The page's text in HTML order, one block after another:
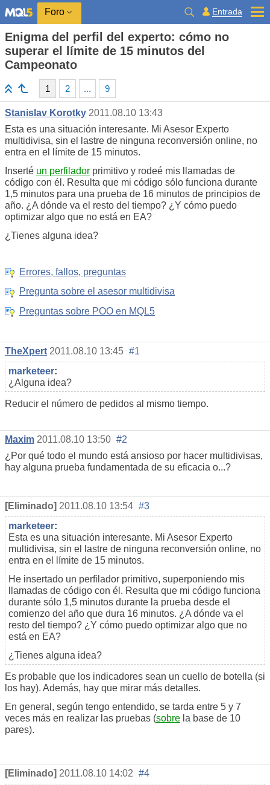
Foro Entrada
Enigma del perfil del experto: cómo no
superar el límite de 15 minutos del
Campeonato
1 2 ... 9
Stanislav Korotky 2011.08.10 13:43
Esta es una situación interesante. Mi Asesor Experto
multidivisa, sin el lastre de ninguna reconversión online, no
entra en el límite de 15 minutos.
Inserté un perfilador primitivo y rodeé mis llamadas de
código con él. Resulta que mi código sólo funciona durante
1,5 minutos para una prueba de 16 minutos de principios de
año. ¿A dónde va el resto del tiempo? ¿Y cómo puedo
optimizar algo que no está en EA?
¿Tienes alguna idea?
Errores, fallos, preguntas
Pregunta sobre el asesor multidivisa
Preguntas sobre POO en MQL5
TheXpert 2011.08.10 13:45 #1
marketeer:
¿Alguna idea?
Reducir el número de pedidos al mismo tiempo.
Maxim 2011.08.10 13:50 #2
¿Por qué todo el mundo está ansioso por hacer multidivisas,
hay alguna prueba fundamentada de su eficacia o...?
[Eliminado] 2011.08.10 13:54 #3
marketeer:
Esta es una situación interesante. Mi Asesor Experto
multidivisa, sin el lastre de ninguna reconversión online, no
entra en el límite de 15 minutos.
He insertado un perfilador primitivo, superponiendo mis
llamadas de código con él. Resulta que mi código funciona
durante sólo 1,5 minutos durante la prueba desde el
comienzo del año que dura 16 minutos. ¿A dónde va el
resto del tiempo? ¿Y cómo puedo optimizar algo que no
está en EA?
¿Tienes alguna idea?
Es probable que los indicadores sean un cuello de botella (si
los hay). Además, hay que mirar más detalles.
En general, según tengo entendido, se tarda entre 5 y 7
veces más en realizar las pruebas (sobre la base de 10
pares).
[Eliminado] 2011.08.10 14:02 #4